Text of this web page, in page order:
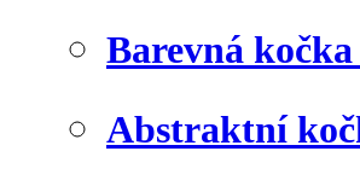
Barevná
Abstraktní